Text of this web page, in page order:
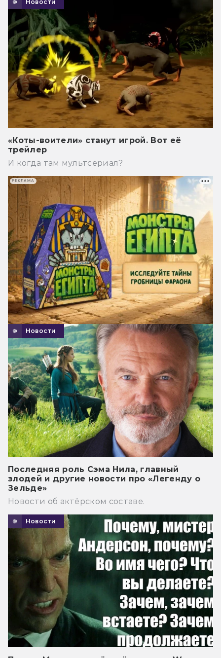
Новости
«Коты-воители» станут игрой. Вот её
трейлер
И когда там мультсериал?
Новости
Последняя роль Сэма Нила, главный
злодей и другие новости про «Легенду о
Зельде»
Новости об актёрском составе.
Новости
РЕКЛАМА